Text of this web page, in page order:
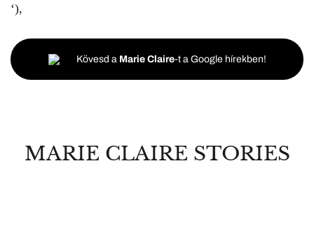
‘),
Kövesd a Marie Claire-t a Google hírekben!
MARIE CLAIRE STORIES